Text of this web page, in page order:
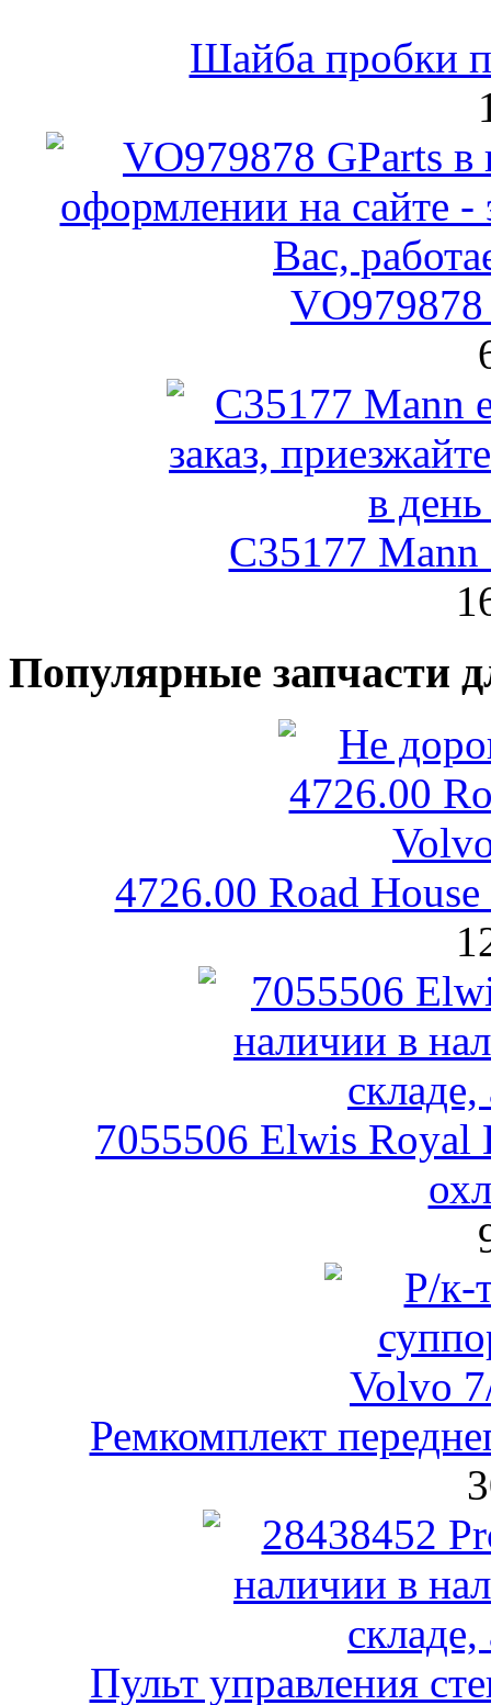
Шайба пробки
VO979878
C35177
Популярные запчасти
4726.00 Road
7055506 Elwis Royal
Ремкомплект
Пульт управления